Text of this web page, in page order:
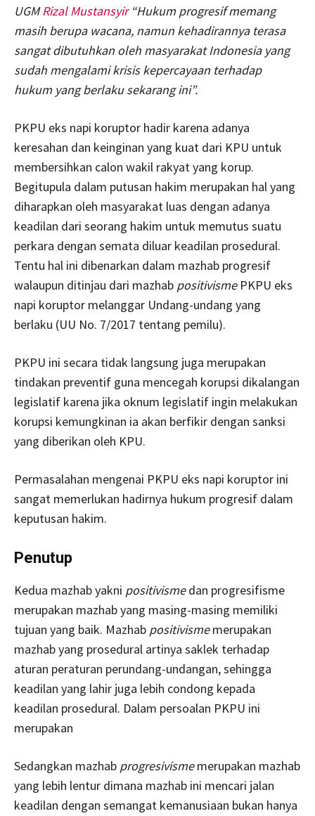
UGMRizal Mustansyir“Hukum progresif memang
masih berupa wacana, namun kehadirannya terasa
sangat dibutuhkan oleh masyarakat Indonesia yang
sudah mengalami krisis kepercayaan terhadap
hukum yang berlaku sekarang ini”.
PKPU eks napi koruptor hadir karena adanya
keresahan dan keinginan yang kuat dari KPU untuk
membersihkan calon wakil rakyat yang korup.
Begitupula dalam putusan hakim merupakan hal yang
diharapkan oleh masyarakat luas dengan adanya
keadilan dari seorang hakim untuk memutus suatu
perkara dengan semata diluar keadilan prosedural.
Tentu hal ini dibenarkan dalam mazhab progresif
walaupun ditinjau dari mazhab positivismePKPU eks
napi koruptor melanggar Undang-undang yang
berlaku (UU No. 7/2017 tentang pemilu).
PKPU ini secara tidak langsung juga merupakan
tindakan preventif guna mencegah korupsi dikalangan
legislatif karena jika oknum legislatif ingin melakukan
korupsi kemungkinan ia akan berfikir dengan sanksi
yang diberikan oleh KPU.
Permasalahan mengenai PKPU eks napi koruptor ini
sangat memerlukan hadirnya hukum progresif dalam
keputusan hakim.
Penutup
Kedua mazhab yakni positivismedan progresifisme
merupakan mazhab yang masing-masing memiliki
tujuan yang baik. Mazhab positivismemerupakan
mazhab yang prosedural artinya saklek terhadap
aturan peraturan perundang-undangan, sehingga
keadilan yang lahir juga lebih condong kepada
keadilan prosedural. Dalam persoalan PKPU ini
merupakan
Sedangkan mazhab progresivismemerupakan mazhab
yang lebih lentur dimana mazhab ini mencari jalan
keadilan dengan semangat kemanusiaan bukan hanya